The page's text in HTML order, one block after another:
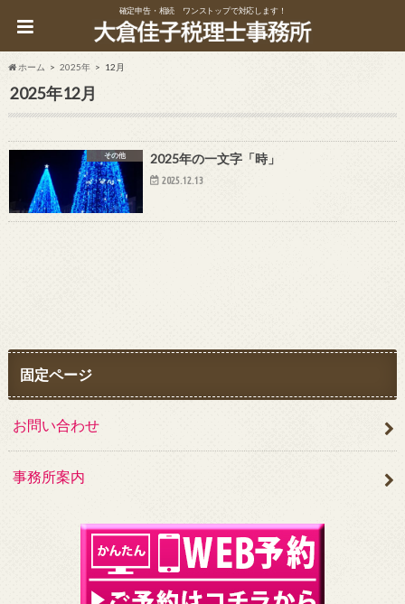
確定申告・相続 ワンストップで対応します！
ホーム 2025年 12月
2025年12月
その他 2025年の一文字「時」
2025.12.13
固定ページ
お問い合わせ
事務所案内